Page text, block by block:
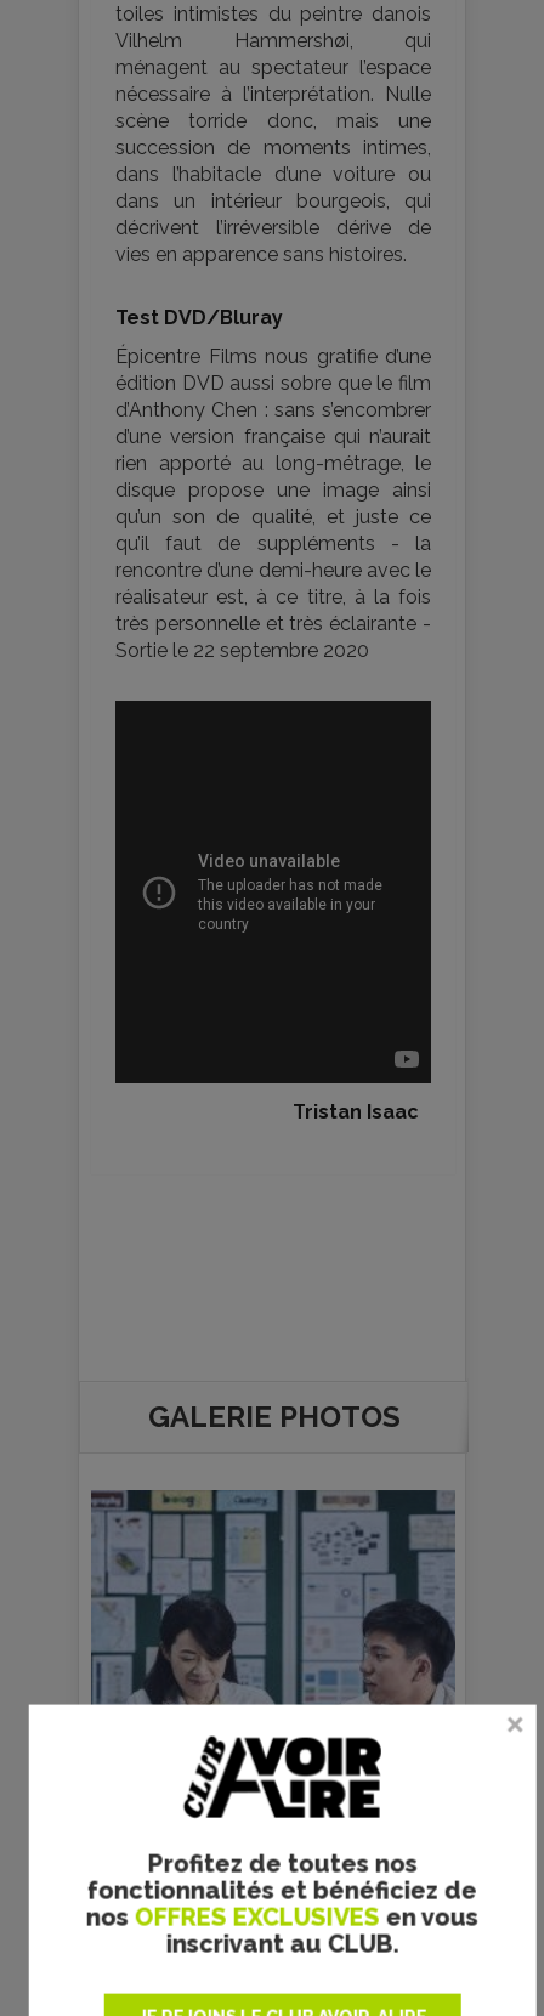
Profitez de toutes nos
fonctionnalités et bénéficiez de
nos OFFRES EXCLUSIVES en vous
inscrivant au CLUB.
toiles intimistes du peintre danois
Vilhelm Hammershøi, qui
ménagent au spectateur l’espace
nécessaire à l’interprétation. Nulle
scène torride donc, mais une
succession de moments intimes,
dans l’habitacle d’une voiture ou
dans un intérieur bourgeois, qui
décrivent l’irréversible dérive de
vies en apparence sans histoires.
Test DVD/Bluray
Épicentre Films nous gratifie d’une
édition DVD aussi sobre que le film
d’Anthony Chen : sans s’encombrer
d’une version française qui n’aurait
rien apporté au long-métrage, le
disque propose une image ainsi
qu’un son de qualité, et juste ce
qu’il faut de suppléments - la
rencontre d’une demi-heure avec le
réalisateur est, à ce titre, à la fois
très personnelle et très éclairante -
Sortie le 22 septembre 2020
Tristan Isaac
GALERIE PHOTOS
Copyright : Epicentre Films
prec suiv